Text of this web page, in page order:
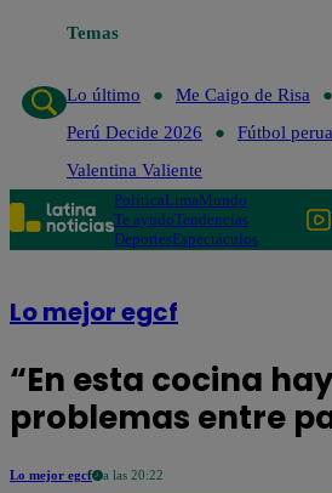
Temas
Lo último
Me Caigo de Risa
Perú Decide 2026
Fútbol
Valentina Valiente
PolíticaLimaMundo
Te ayudoTendencias
DeportesEspectáculos
Lo mejor egcf
“En esta cocina
problemas entre
Lo mejor egcf a las 20:22